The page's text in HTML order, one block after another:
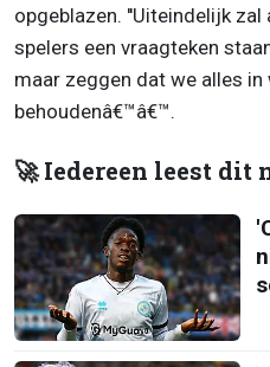
opgeblazen. ''Uiteindelijk
spelers een vraagteken
maar zeggen dat we alles
behoudenâ€™â€™.
🚀 Iedereen leest dit